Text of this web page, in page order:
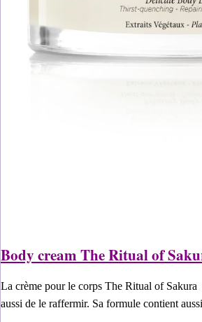
Body cream The Ritual of
La crème pour le corps The Ritual of Sakura
aussi de le raffermir. Sa formule contient